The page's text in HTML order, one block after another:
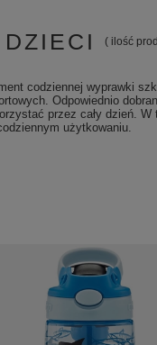
( ilość
codziennej wyprawki
Odpowiednio
przez cały dzień.
użytkowaniu.